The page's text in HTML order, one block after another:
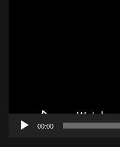
00:00